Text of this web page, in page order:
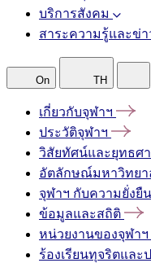
บริการสังคม
สาระความรู้และข่า
On TH
เกี่ยวกับจุฬาฯ
ประวัติจุฬาฯ
วิสัยทัศน์และยุทธศ
อัตลักษณ์มหาวิทยา
จุฬาฯ กับความยั่งยืน
ข้อมูลและสถิติ
หน่วยงานของจุฬาฯ
ร้องเรียนทุจริตแล